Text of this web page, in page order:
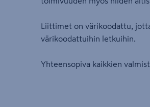
Liittimet on värikoodattu,
värikoodattuihin letkuihin.
Yhteensopiva kaikkien